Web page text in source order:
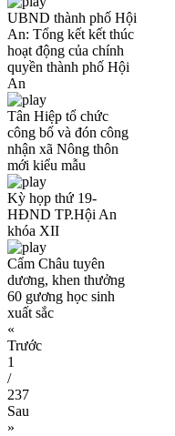
UBND thành phố Hội
An: Tổng kết kết thúc
hoạt động của chính
quyền thành phố Hội
An
Tân Hiệp tổ chức
công bố và đón công
nhận xã Nông thôn
mới kiểu mẫu
Kỳ họp thứ 19-
HĐND TP.Hội An
khóa XII
Cẩm Châu tuyên
dương, khen thưởng
60 gương học sinh
xuất sắc
«
Trước
1
/
237
Sau
»